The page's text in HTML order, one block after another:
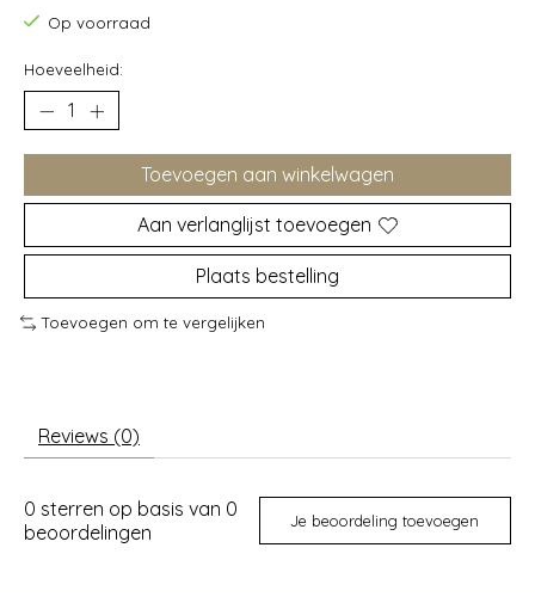
Op voorraad
Hoeveelheid:
Toevoegen aan winkelwagen
Aan verlanglijst toevoegen
Plaats bestelling
Toevoegen om te vergelijken
Reviews (0)
0 sterren op basis van 0
beoordelingen
Je beoordeling toevoegen